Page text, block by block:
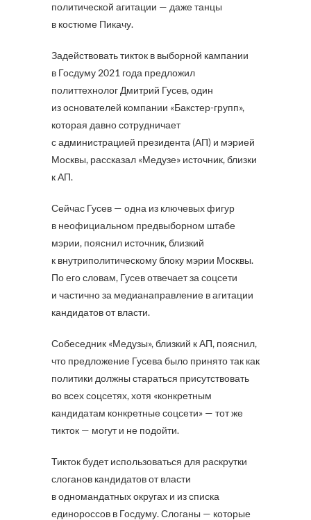
политической агитации — даже танцы
в костюме Пикачу.
Задействовать тикток в выборной кампании
в Госдуму 2021 года предложил
политтехнолог Дмитрий Гусев, один
из основателей компании «Бакстер-групп»,
которая давно сотрудничает
с администрацией президента (АП) и мэрией
Москвы, рассказал «Медузе» источник, близки
к АП.
Сейчас Гусев — одна из ключевых фигур
в неофициальном предвыборном штабе
мэрии, пояснил источник, близкий
к внутриполитическому блоку мэрии Москвы.
По его словам, Гусев отвечает за соцсети
и частично за медианаправление в агитации
кандидатов от власти.
Собеседник «Медузы», близкий к АП, пояснил,
что предложение Гусева было принято так как
политики должны стараться присутствовать
во всех соцсетях, хотя «конкретным
кандидатам конкретные соцсети» — тот же
тикток — могут и не подойти.
Тикток будет использоваться для раскрутки
слоганов кандидатов от власти
в одномандатных округах и из списка
единороссов в Госдуму. Слоганы — которые